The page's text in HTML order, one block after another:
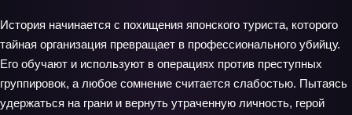
История начинается с похищения японского туриста, которого
тайная организация превращает в профессионального убийцу.
Его обучают и используют в операциях против преступных
группировок, а любое сомнение считается слабостью. Пытаясь
удержаться на грани и вернуть утраченную личность, герой